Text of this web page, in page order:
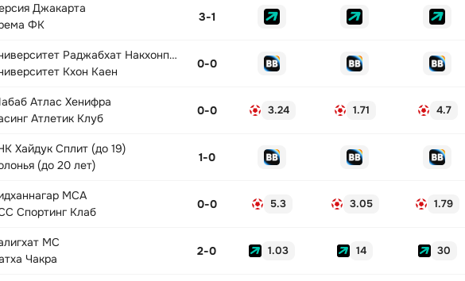
Джакарта
ФК
3-1
Университет Раджабхат Накхонпатхом
Кхон Каен
0-0
Атлас Хенифра
Атлетик Клуб
0-0 3.24 1.71 4.7
Хайдук Сплит (до 19)
(до 20 лет)
1-0
МСА
Спортинг Клаб
0-0 5.3 3.05 1.79
МС
Чакра
2-0 1.03 14 30